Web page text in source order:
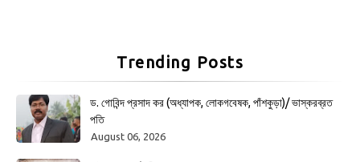
Trending Posts
ড. গোবিন্দ প্রসাদ কর (অধ্যাপক, লোকগবেষক, পাঁশকুড়া)/ ভাস্করব্রত
পতি
August 06, 2026